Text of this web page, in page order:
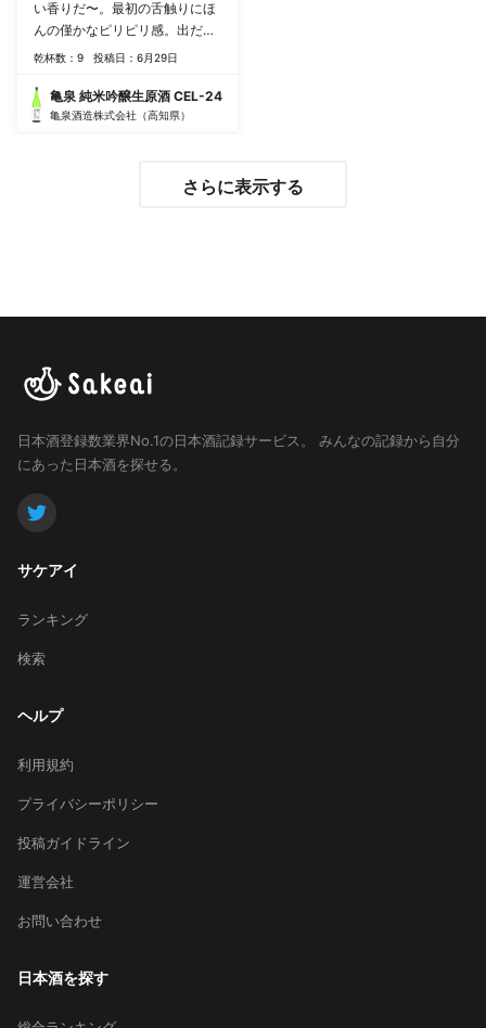
い香りだ〜。最初の舌触りにほ
んの僅かなピリピリ感。出だし
ok。 酒度は-12とあったので超
くない甘さの中に酸味がありス
ッキリとした印象を受ける。 後
乾杯数：9 投稿日：6月29日
亀泉 純米吟醸生原酒 CEL-24
亀泉酒造株式会社（高知県）
さらに表示する
日本酒登録数業界No.1の日本酒記録サービス。
みんなの記録から自分
にあった日本酒を探せる。
サケアイ
ランキング
検索
ヘルプ
利用規約
プライバシーポリシー
投稿ガイドライン
運営会社
お問い合わせ
日本酒を探す